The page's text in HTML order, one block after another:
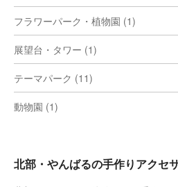
フラワーパーク・植物園 (1)
展望台・タワー (1)
テーマパーク (11)
動物園 (1)
北部・やんばるの手作りアクセ